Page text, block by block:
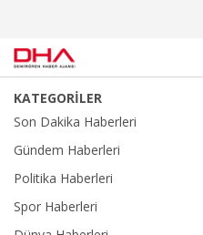
KATEGORİLER
Son Dakika Haberleri
Gündem Haberleri
Politika Haberleri
Spor Haberleri